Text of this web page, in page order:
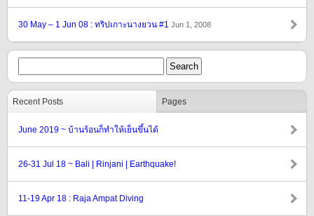
30 May – 1 Jun 08 : ทริปเกาะนางยวน #1 Jun 1, 2008
Recent Posts Pages
June 2019 ~ บ้านร้อนก็ทำให้เย็นขึ้นได้
26-31 Jul 18 ~ Bali | Rinjani | Earthquake!
11-19 Apr 18 : Raja Ampat Diving